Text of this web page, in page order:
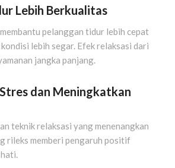
Lebih Berkualitas
pelanggan tidur lebih cepat
lebih segar. Efek relaksasi dari
jangka panjang.
dan Meningkatkan
teknik relaksasi yang menenangkan
rileks memberi pengaruh positif